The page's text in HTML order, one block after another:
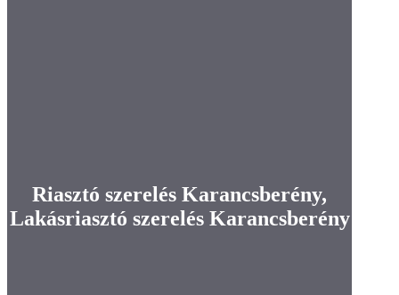
Riasztó szerelés Karancsberény,
Lakásriasztó szerelés Karancsberény